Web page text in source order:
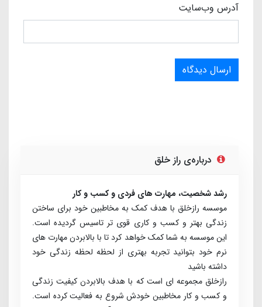
آدرس وب‌سایت
ارسال دیدگاه
درباره‌ی راز خلق
رشد شخصیت، مهارت های فردی و کسب و کار
موسسه رازخلق با هدف کمک به مخاطبین خود برای ساختن
زندگی بهتر و کسب و کاری قوی تر تاسیس گردیده است.
این موسسه به شما کمک خواهد کرد تا با بالابردن مهارت های
نرم خود بتوانید تجربه بهتری از لحظه لحظه زندگی خود
داشته باشید
راز­خلق مجموعه­ ای است که با هدف بالابردن کیفیت زندگی
و کسب ­و ­کار مخاطبین خودش شروع به فعالیت کرده است.